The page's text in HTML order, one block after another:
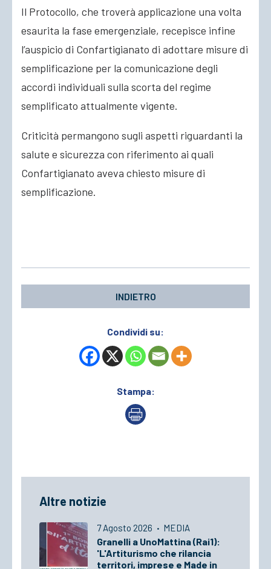
Il Protocollo, che troverà applicazione una volta
esaurita la fase emergenziale, recepisce infine
l’auspicio di Confartigianato di adottare misure di
semplificazione per la comunicazione degli
accordi individuali sulla scorta del regime
semplificato attualmente vigente.
Criticità permangono sugli aspetti riguardanti la
salute e sicurezza con riferimento ai quali
Confartigianato aveva chiesto misure di
semplificazione.
INDIETRO
Condividi su:
Stampa:
Altre notizie
7 Agosto 2026 · MEDIA
Granelli a UnoMattina (Rai1):
'L'Artiturismo che rilancia
territori, imprese e Made in